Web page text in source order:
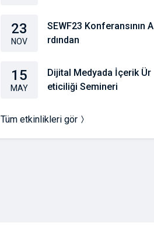
23
NOV
SEWF23 Konferansının A
rdından
15
MAY
Dijital Medyada İçerik Ür
eticiliği Semineri
Tüm etkinlikleri gör